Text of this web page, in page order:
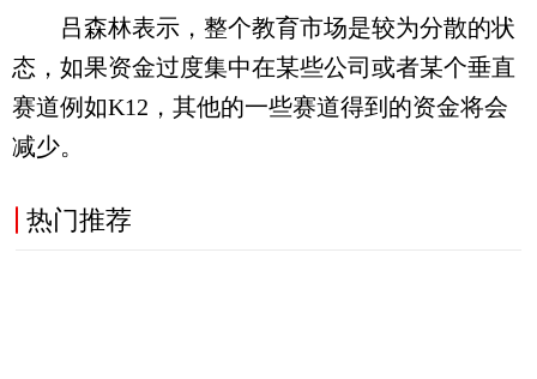
吕森林表示，整个教育市场是较为分散的状
态，如果资金过度集中在某些公司或者某个垂直
赛道例如K12，其他的一些赛道得到的资金将会
减少。
热门推荐